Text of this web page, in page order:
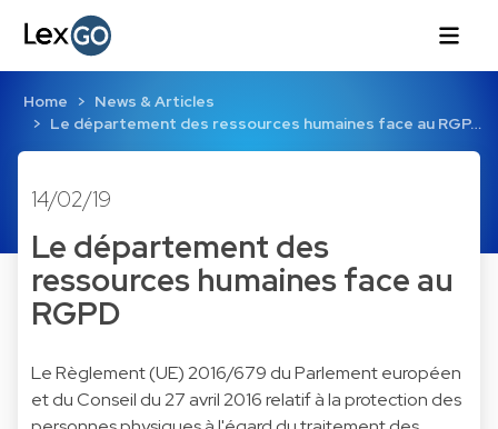
Home
News & Articles
Le département des ressources humaines face au RGP…
14/02/19
Le département des
ressources humaines face au
RGPD
Le Règlement (UE) 2016/679 du Parlement européen
et du Conseil du 27 avril 2016 relatif à la protection des